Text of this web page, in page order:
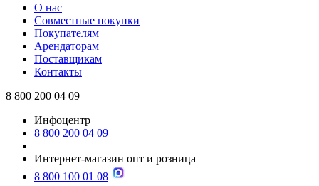
О нас
Совместные покупки
Покупателям
Арендаторам
Поставщикам
Контакты
8 800 200 04 09
Инфоцентр
8 800 200 04 09
Интернет-магазин опт и розница
8 800 100 01 08